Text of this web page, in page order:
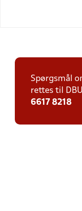
Spørgsmål
rettes til
6617 8218